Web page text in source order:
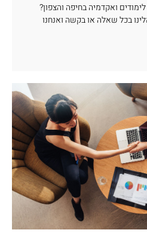
ואקדמיה בחיפה והצפון?
בכל שאלה או בקשה ואנחנו